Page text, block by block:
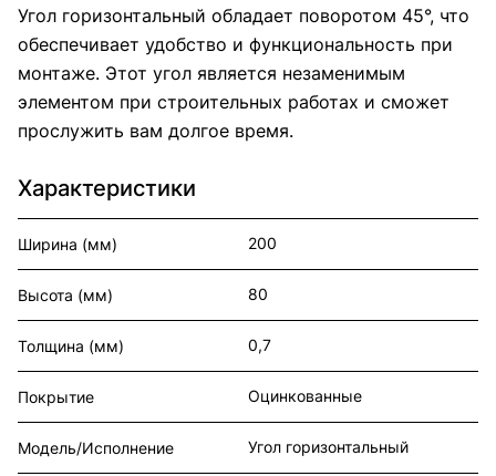
Угол горизонтальный обладает поворотом 45°, что
обеспечивает удобство и функциональность при
монтаже. Этот угол является незаменимым
элементом при строительных работах и сможет
прослужить вам долгое время.
Характеристики
Ширина (мм) 200
Высота (мм) 80
Толщина (мм) 0,7
Покрытие Оцинкованные
Модель/Исполнение Угол горизонтальный